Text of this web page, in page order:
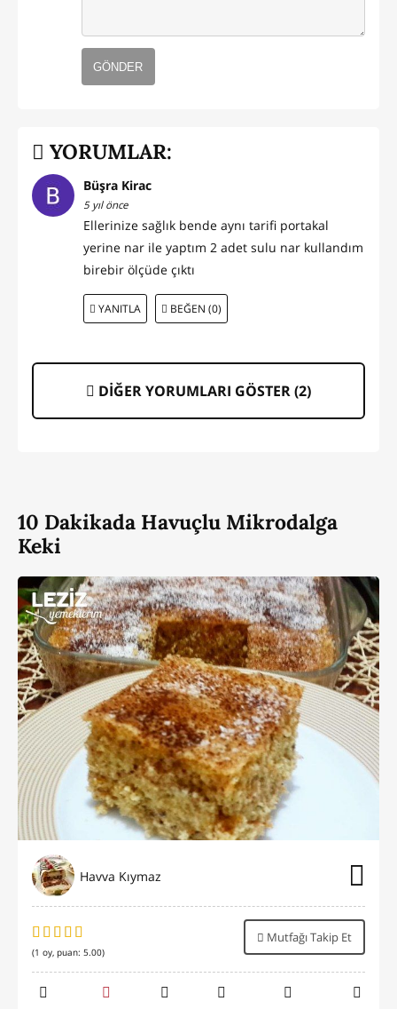
GÖNDER
YORUMLAR:
Büşra Kirac
5 yıl önce
Ellerinize sağlık bende aynı tarifi portakal
yerine nar ile yaptım 2 adet sulu nar kullandım
birebir ölçüde çıktı
YANITLA BEĞEN (0)
DİĞER YORUMLARI GÖSTER (2)
10 Dakikada Havuçlu Mikrodalga
Keki
Havva Kıymaz
(1 oy, puan: 5.00)
Mutfağı Takip Et